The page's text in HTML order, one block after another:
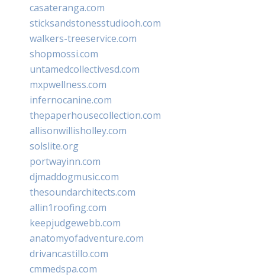
casateranga.com
sticksandstonesstudiooh.com
walkers-treeservice.com
shopmossi.com
untamedcollectivesd.com
mxpwellness.com
infernocanine.com
thepaperhousecollection.com
allisonwillisholley.com
solslite.org
portwayinn.com
djmaddogmusic.com
thesoundarchitects.com
allin1roofing.com
keepjudgewebb.com
anatomyofadventure.com
drivancastillo.com
cmmedspa.com